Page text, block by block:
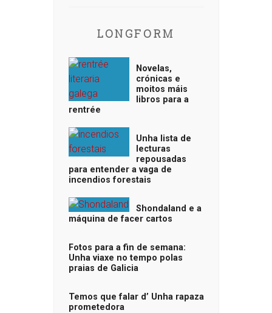
LONGFORM
Novelas,
crónicas e
moitos máis
libros para a
rentrée
Unha lista de
lecturas
repousadas
para entender a vaga de
incendios forestais
Shondaland e a
máquina de facer cartos
Fotos para a fin de semana:
Unha viaxe no tempo polas
praias de Galicia
Temos que falar d’ Unha rapaza
prometedora